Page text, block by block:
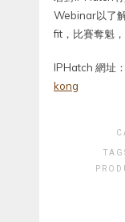
Webinar以了
fit，比賽奪魁
IPHatch 網址：
kong